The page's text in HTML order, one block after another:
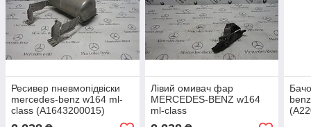
Ресивер пневмопідвіски
mercedes-benz w164 ml-
class (A1643200015)
Лівий омивач фар
MERCEDES-BENZ w164
ml-class